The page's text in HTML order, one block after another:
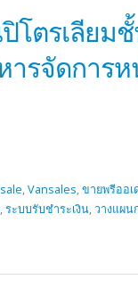
ตรเลียม
ารจัดการ
,Vansales,ขายพรีออเ
,ระบบรับชำระเงิน,วางแผน